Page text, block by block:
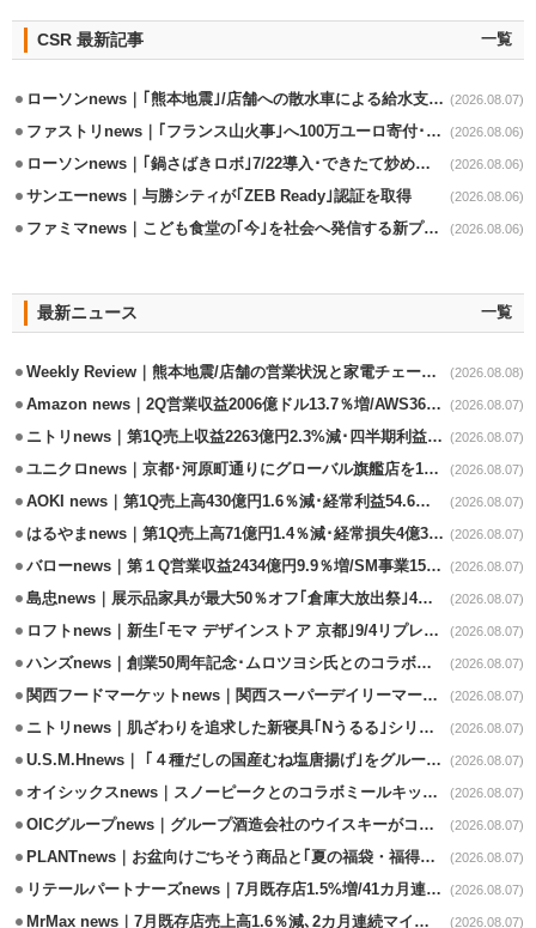
CSR 最新記事 一覧
ローソンnews｜｢熊本地震｣/店舗への散水車による給水支援を開始 (2026.08.07)
ファストリnews｜｢フランス山火事｣へ100万ユーロ寄付･衣料5万点も提供 (2026.08.06)
ローソンnews｜｢鍋さばきロボ｣7/22導入･できたて炒めメニューを提供 (2026.08.06)
サンエーnews｜与勝シティが｢ZEB Ready｣認証を取得 (2026.08.06)
ファミマnews｜こども食堂の｢今｣を社会へ発信する新プロジェクト始動 (2026.08.06)
最新ニュース 一覧
Weekly Review｜熊本地震/店舗の営業状況と家電チェーンの支援策 (2026.08.08)
Amazon news｜2Q営業収益2006億ドル13.7％増/AWS36.8％％増が貢献 (2026.08.07)
ニトリnews｜第1Q売上収益2263億円2.3%減･四半期利益1.4％減 (2026.08.07)
ユニクロnews｜京都･河原町通りにグローバル旗艦店を11/6開設 (2026.08.07)
AOKI news｜第1Q売上高430億円1.6％減･経常利益54.6％減 (2026.08.07)
はるやまnews｜第1Q売上高71億円1.4％減･経常損失4億3800万円 (2026.08.07)
バローnews｜第１Q営業収益2434億円9.9％増/SM事業15.5％増と絶好調 (2026.08.07)
島忠news｜展示品家具が最大50％オフ｢倉庫大放出祭｣4店舗限定で開催 (2026.08.07)
ロフトnews｜新生｢モマ デザインストア 京都｣9/4リプレイスオープン (2026.08.07)
ハンズnews｜創業50周年記念･ムロツヨシ氏とのコラボ企画｢ムロハンズ｣開催 (2026.08.07)
関西フードマーケットnews｜関西スーパーデイリーマート蒲生店8/7改装 (2026.08.07)
ニトリnews｜肌ざわりを追求した新寝具｢Nうるる｣シリーズを発売 (2026.08.07)
U.S.M.Hnews｜ ｢４種だしの国産むね塩唐揚げ｣をグループ610店で共同販促 (2026.08.07)
オイシックスnews｜スノーピークとのコラボミールキット8/13発売 (2026.08.07)
OICグループnews｜グループ酒造会社のウイスキーがコンペティション受賞 (2026.08.07)
PLANTnews｜お盆向けごちそう商品と｢夏の福袋・福得カート｣8/8から開催 (2026.08.07)
リテールパートナーズnews｜7月既存店1.5%増/41カ月連続増 (2026.08.07)
MrMax news｜7月既存店売上高1.6％減､2カ月連続マイナス (2026.08.07)